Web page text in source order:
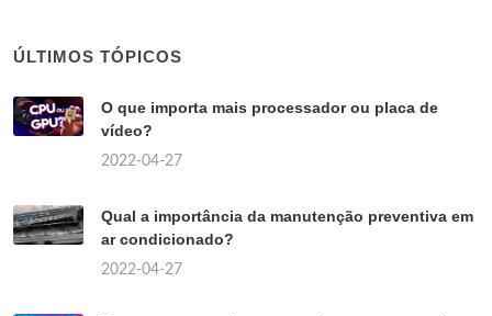
ÚLTIMOS TÓPICOS
O que importa mais processador ou placa de
vídeo?
2022-04-27
Qual a importância da manutenção preventiva em
ar condicionado?
2022-04-27